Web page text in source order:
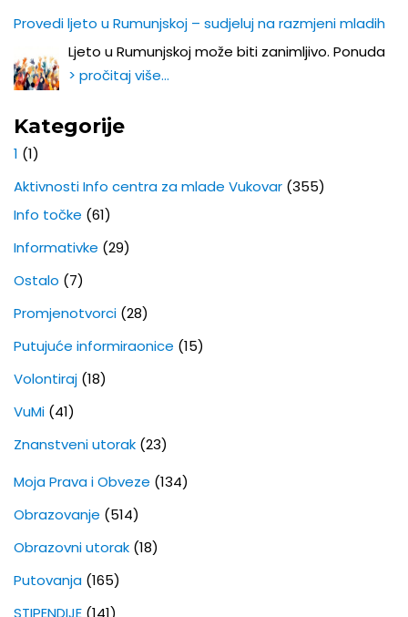
Provedi ljeto u Rumunjskoj – sudjeluj na razmjeni mladih
Ljeto u Rumunjskoj može biti zanimljivo. Ponuda
> pročitaj više…
Kategorije
1 (1)
Aktivnosti Info centra za mlade Vukovar (355)
Info točke (61)
Informativke (29)
Ostalo (7)
Promjenotvorci (28)
Putujuće informiraonice (15)
Volontiraj (18)
VuMi (41)
Znanstveni utorak (23)
Moja Prava i Obveze (134)
Obrazovanje (514)
Obrazovni utorak (18)
Putovanja (165)
STIPENDIJE (141)